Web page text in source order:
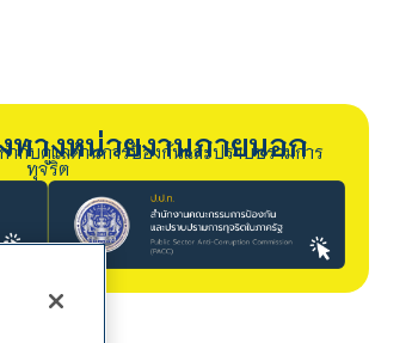
ทางหน่วยงานภายนอก
ำกับดูแลด้านการป้องกันและปราบปรามการ
ทุจริต